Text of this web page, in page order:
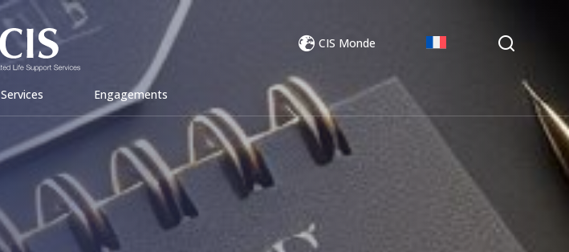
Services Engagements
CIS Monde